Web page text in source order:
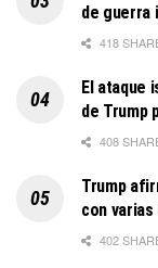
de guerra
418
El ataque
de Trump
408
Trump
con varias
402